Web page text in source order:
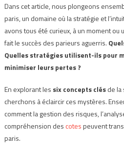
Dans cet article, nous plongeons
paris, un domaine où la stratégie et
avons tous été curieux, à un moment ou
fait le succès des parieurs aguerris.
Quelles stratégies utilisent-ils pour
minimiser leurs pertes ?
En explorant les six concepts clésde la
cherchons à éclaircir ces mystères.
comment la gestion des risques,
compréhension des cotespeuvent
paris.